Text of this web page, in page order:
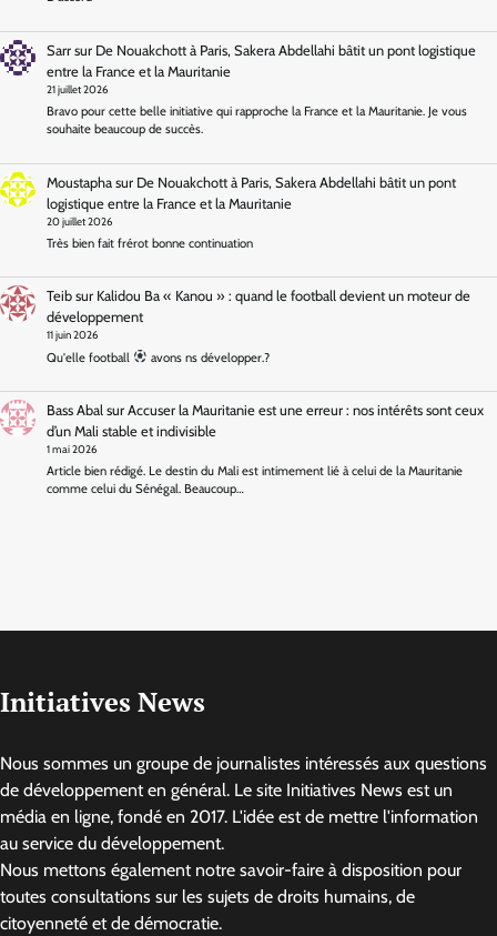
Sarrsur De Nouakchott à Paris, Sakera Abdellahi bâtit un pont logistique
entre la France et la Mauritanie
21 juillet 2026
Bravo pour cette belle initiative qui rapproche la France et la Mauritanie. Je vous
souhaite beaucoup de succès.
Moustaphasur De Nouakchott à Paris, Sakera Abdellahi bâtit un pont
logistique entre la France et la Mauritanie
20 juillet 2026
Très bien fait frérot bonne continuation
Teibsur Kalidou Ba « Kanou » : quand le football devient un moteur de
développement
11 juin 2026
Qu'elle football avons ns développer.?
Bass Abalsur Accuser la Mauritanie est une erreur : nos intérêts sont ceux
d’un Mali stable et indivisible
1 mai 2026
Article bien rédigé. Le destin du Mali est intimement lié à celui de la Mauritanie
comme celui du Sénégal. Beaucoup…
Initiatives News
Nous sommes un groupe de journalistes intéressés aux questions
de développement en général. Le site Initiatives News est un
média en ligne, fondé en 2017. L'idée est de mettre l'information
au service du développement.
Nous mettons également notre savoir-faire à disposition pour
toutes consultations sur les sujets de droits humains, de
citoyenneté et de démocratie.